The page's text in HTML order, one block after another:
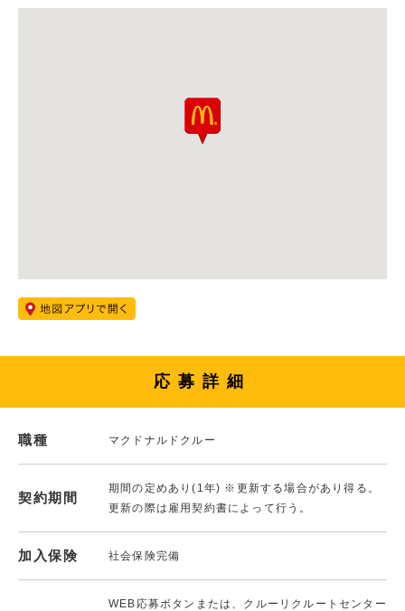
応募詳細
職種 マクドナルドクルー
契約期間
期間の定めあり(1年) ※更新する場合があり得る。
更新の際は雇用契約書によって行う。
加入保険 社会保険完備
WEB応募ボタンまたは、クルーリクルートセンター